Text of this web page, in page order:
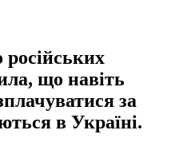
російських
що навіть
за
в Україні.